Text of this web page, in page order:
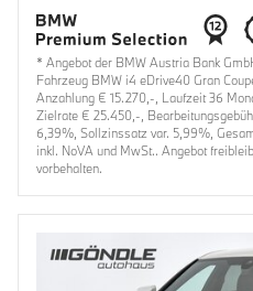
* Angebot der BMW Austria Bank
Fahrzeug BMW i4 eDrive40 Gran
Anzahlung € 15.270,-, Laufzeit 36
Zielrate € 25.450,-,
6,39%, Sollzinssatz var. 5,99%,
inkl. NoVA und MwSt.. Angebot
vorbehalten.